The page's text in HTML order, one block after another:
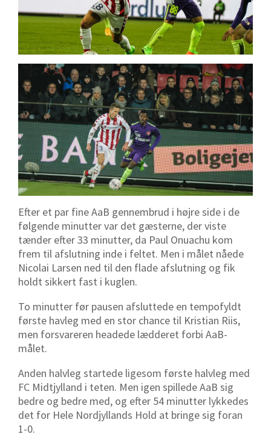
Efter et par fine AaB gennembrud i højre side i de
følgende minutter var det gæsterne, der viste
tænder efter 33 minutter, da Paul Onuachu kom
frem til afslutning inde i feltet. Men i målet nåede
Nicolai Larsen ned til den flade afslutning og fik
holdt sikkert fast i kuglen.
To minutter før pausen afsluttede en tempofyldt
første havleg med en stor chance til Kristian Riis,
men forsvareren headede lædderet forbi AaB-
målet.
Anden halvleg startede ligesom første halvleg med
FC Midtjylland i teten. Men igen spillede AaB sig
bedre og bedre med, og efter 54 minutter lykkedes
det for Hele Nordjyllands Hold at bringe sig foran
1-0.